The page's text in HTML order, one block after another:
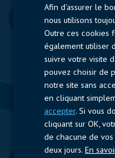
Accès rapide
Profil de l’entreprise
Suivez-nous
LinkedIn
Afin d'assurer le
nous utilisons
Outre ces cookies
également utiliser
suivre votre visite
pouvez choisir de
notre site sans
en cliquant
accepter. Si vous
cliquant sur OK,
de chacune de
deux jours. En